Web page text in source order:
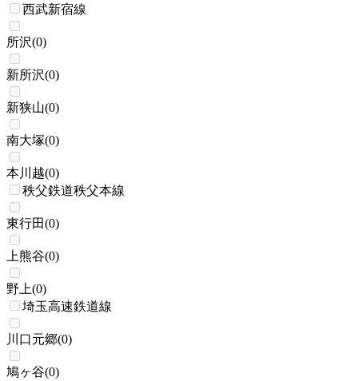
西武新宿線
所沢(0)
新所沢(0)
新狭山(0)
南大塚(0)
本川越(0)
秩父鉄道秩父本線
東行田(0)
上熊谷(0)
野上(0)
埼玉高速鉄道線
川口元郷(0)
鳩ヶ谷(0)